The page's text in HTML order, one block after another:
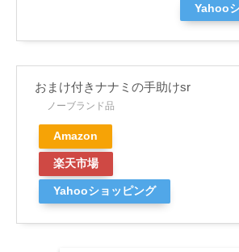
Yahoo
おまけ付きナナミの手助けsr
ノーブランド品
Amazon
楽天市場
Yahooショッピング